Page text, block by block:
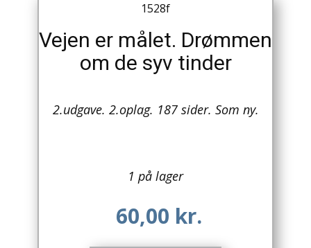
Antikke / Specielle Bøger
Antikviteter
Arkitektur
1528f
Vejen er målet. Drømmen
om de syv tinder
2.udgave. 2.oplag. 187 sider. Som ny.
1 på lager
60,00 kr.